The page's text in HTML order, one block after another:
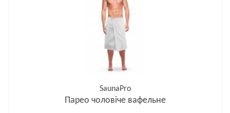
SaunaPro
Парео чоловіче вафельне